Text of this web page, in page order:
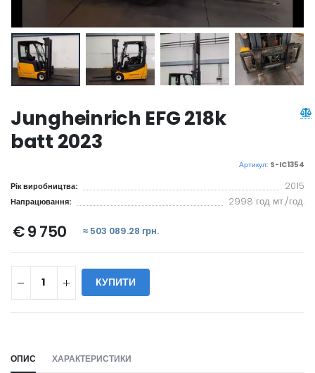
Jungheinrich EFG 218k
batt 2023
Артикул: S-IC1354
Рік виробництва: 2015
Напрацювання: 2998 год мт./год.
€ 9 750 ≈ 503 089.28 грн.
КУПИТИ
ОПИС ХАРАКТЕРИСТИКИ